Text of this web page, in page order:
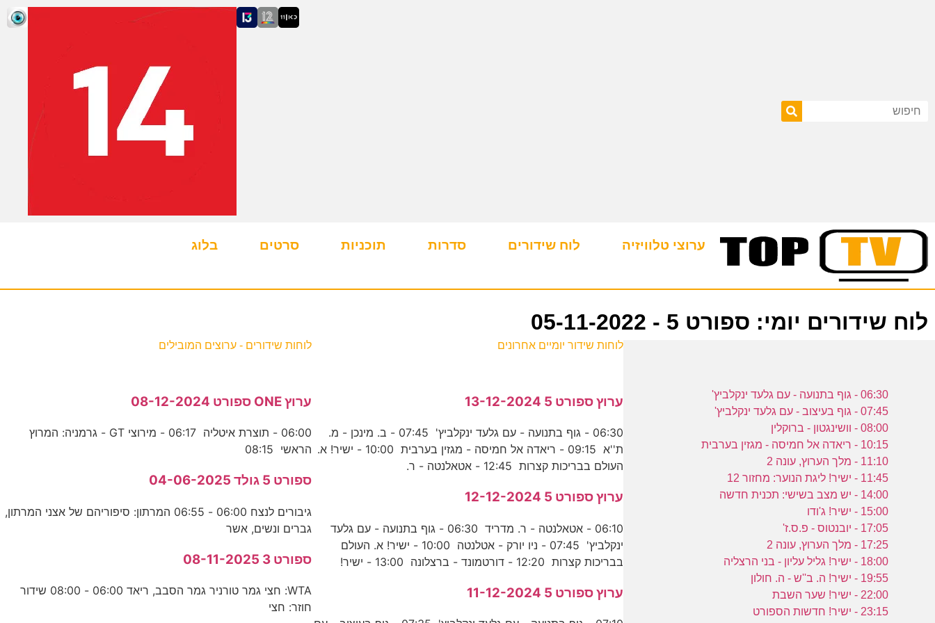
ערוצי טלוויזיה לוח שידורים סדרות תוכניות סרטים בלוג
לוח שידורים יומי: ספורט 5 - 05-11-2022
06:30 - גוף בתנועה - עם גלעד ינקלביץ'
07:45 - גוף בעיצוב - עם גלעד ינקלביץ'
08:00 - וושינגטון - ברוקלין
10:15 - ריאדה אל חמיסה - מגזין בערבית
11:10 - מלך הערוץ, עונה 2
11:45 - ישיר! ליגת הנוער: מחזור 12
14:00 - יש מצב בשישי: תכנית חדשה
15:00 - ישיר! ג'ודו
17:05 - יובנטוס - פ.ס.ז'
17:25 - מלך הערוץ, עונה 2
18:00 - ישיר! גליל עליון - בני הרצליה
19:55 - ישיר! ה. ב''ש - ה. חולון
22:00 - ישיר! שער השבת
23:15 - ישיר! חדשות הספורט
לוחות שידור יומיים אחרונים
ערוץ ספורט 5 13-12-2024
06:30 - גוף בתנועה - עם גלעד ינקלביץ' 07:45 - ב. מינכן - מ.
ת''א 09:15 - ריאדה אל חמיסה - מגזין בערבית 10:00 - ישיר! א.
העולם בבריכות קצרות 12:45 - אטאלנטה - ר.
ערוץ ספורט 5 12-12-2024
06:10 - אטאלנטה - ר. מדריד 06:30 - גוף בתנועה - עם גלעד
ינקלביץ' 07:45 - ניו יורק - אטלנטה 10:00 - ישיר! א. העולם
בבריכות קצרות 12:20 - דורטמונד - ברצלונה 13:00 - ישיר!
ערוץ ספורט 5 11-12-2024
לוחות שידורים - ערוצים המובילים
ערוץ ONE ספורט 08-12-2024
06:00 - תוצרת איטליה 06:17 - מירוצי GT - גרמניה: המרוץ
הראשי 08:15
ספורט 5 גולד 04-06-2025
גיבורים לנצח 06:00 - 06:55 המרתון: סיפוריהם של אצני המרתון,
גברים ונשים, אשר
ספורט 3 08-11-2025
WTA: חצי גמר טורניר גמר הסבב, ריאד 06:00 - 08:00 שידור
חוזר: חצי